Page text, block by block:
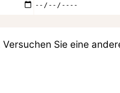
Sie eine